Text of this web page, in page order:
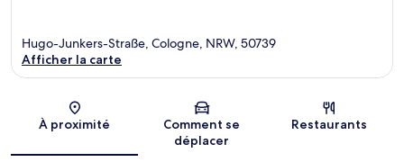
Carte
Hugo-Junkers-Straße, Cologne, NRW, 50739
Afficher la carte
À proximité
Comment se
déplacer
Restaurants